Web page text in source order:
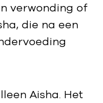
verwonding of
die na een
Aisha. Het